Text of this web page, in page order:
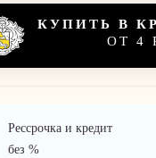
КУПИТЬ В
ОТ 4
Рессрочка и кредит
без %